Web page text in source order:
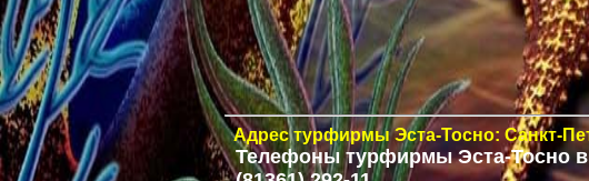
Адрестурфирмы Эста-Тосно: Санкт-
Телефонытурфирмы Эста-Тосно в